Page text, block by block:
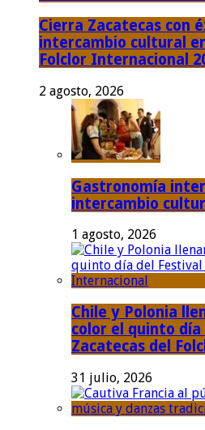
Cierra Zacatecas con
intercambio cultural
Folclor Internacional
2 agosto, 2026
Gastronomía
intercambio
1 agosto, 2026
Chile y Polonia
color el quinto día
Zacatecas del
31 julio, 2026